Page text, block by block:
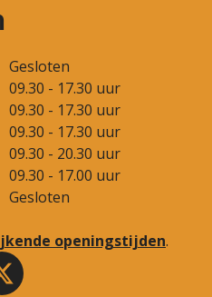
Gesloten
09.30 - 17.30 uur
09.30 - 17.30 uur
09.30 - 17.30 uur
09.30 - 20.30 uur
09.30 - 17.00 uur
Gesloten
openingstijden.